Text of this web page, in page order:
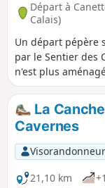
Départ à
Calais)
Un départ pépère
par le Sentier des
n'est plus
Canettemont.
La
Cavernes
Visorandonneur
21,10 km